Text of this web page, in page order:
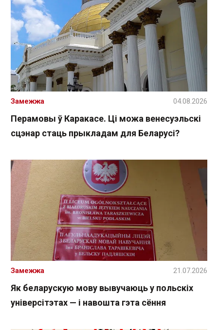
Перамовы ў Каракасе. Ці можа венесуэльскі
сцэнар стаць прыкладам для Беларусі?
Замежжа 04.08.2026
Як беларускую мову вывучаюць у польскіх
універсітэтах — і навошта гэта сёння
Замежжа 21.07.2026